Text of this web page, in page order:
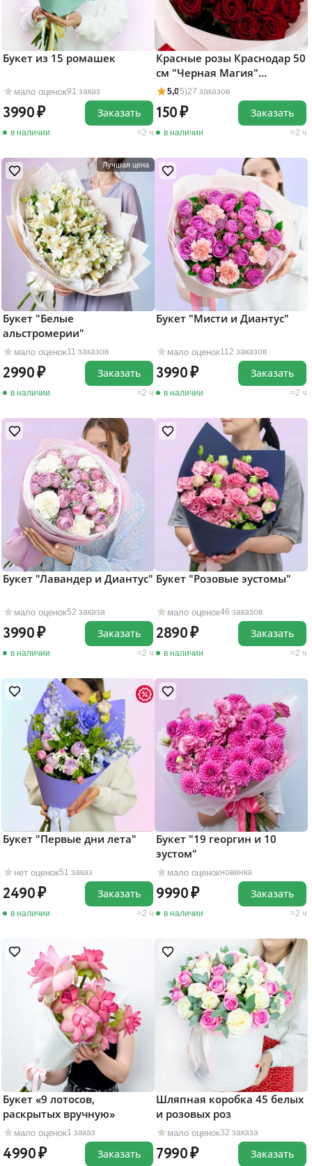
мало оценок91 заказ
Букет из 15 ромашек
3990
в наличии 2 ч
Заказать
5,0(5)27 заказов
Красные розы Краснодар 50
см "Черная Магия"
поштучно
150
в наличии 2 ч
Заказать
Лучшая цена
мало оценок11 заказов
Букет "Белые
альстромерии"
2990
в наличии 2 ч
Заказать
мало оценок112 заказов
Букет "Мисти и Диантус"
3990
в наличии 2 ч
Заказать
мало оценок52 заказа
Букет "Лавандер и Диантус"
3990
в наличии 2 ч
Заказать
мало оценок46 заказов
Букет "Розовые эустомы"
2890
в наличии 2 ч
Заказать
нет оценок51 заказ
Букет "Первые дни лета"
2490
в наличии 2 ч
Заказать
мало оценокновинка
Букет "19 георгин и 10
эустом"
9990
в наличии 2 ч
Заказать
мало оценок1 заказ
Букет «9 лотосов,
раскрытых вручную»
4990 Заказать
мало оценок32 заказа
Шляпная коробка 45 белых
и розовых роз
7990 Заказать